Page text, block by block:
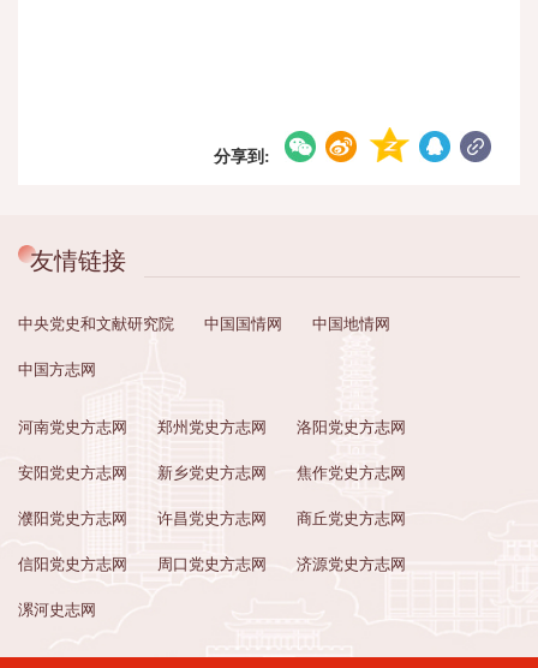
分享到:
友情链接
中央党史和文献研究院 中国国情网 中国地情网
中国方志网
河南党史方志网 郑州党史方志网 洛阳党史方志网
安阳党史方志网 新乡党史方志网 焦作党史方志网
濮阳党史方志网 许昌党史方志网 商丘党史方志网
信阳党史方志网 周口党史方志网 济源党史方志网
漯河史志网